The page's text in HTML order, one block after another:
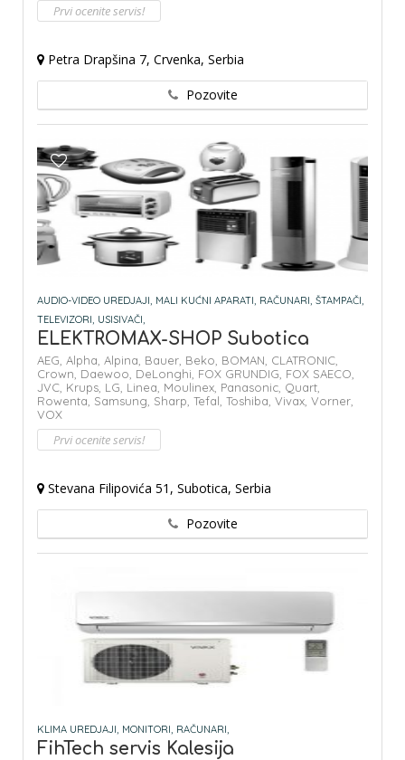
Prvi ocenite servis!
Petra Drapšina 7, Crvenka, Serbia
Pozovite
AUDIO-VIDEO UREDJAJI, MALI KUĆNI APARATI, RAČUNARI, ŠTAMPAČI,
TELEVIZORI, USISIVAČI,
ELEKTROMAX-SHOP Subotica
AEG, Alpha, Alpina, Bauer, Beko, BOMAN, CLATRONIC,
Crown, Daewoo, DeLonghi, FOX GRUNDIG, FOX SAECO,
JVC, Krups, LG, Linea, Moulinex, Panasonic, Quart,
Rowenta, Samsung, Sharp, Tefal, Toshiba, Vivax, Vorner,
VOX
Prvi ocenite servis!
Stevana Filipovića 51, Subotica, Serbia
Pozovite
KLIMA UREDJAJI, MONITORI, RAČUNARI,
FihTech servis Kalesija